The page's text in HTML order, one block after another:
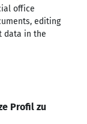
office
editing
data in the
Profil zu